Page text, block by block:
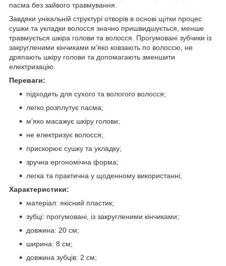
пасма без зайвого травмування.
Завдяки унікальній структурі отворів в основі щітки процес
сушки та укладки волосся значно пришвидшується, менше
травмується шкіра голови та волосся. Прогумовані зубчики із
закругленими кінчиками м’яко ковзають по волоссю, не
дряпають шкіру голови та допомагають зменшити
електризацію.
Переваги:
підходить для сухого та вологого волосся;
легко розплутує пасма;
м’яко масажує шкіру голови;
не електризує волосся;
прискорює сушку та укладку;
зручна ергономічна форма;
легка та практична у щоденному використанні;
Характеристики:
матеріал: якісний пластик;
зубці: прогумовані, із закругленими кінчиками;
довжина: 20 см;
ширина: 8 см;
довжина зубців: 2 см;